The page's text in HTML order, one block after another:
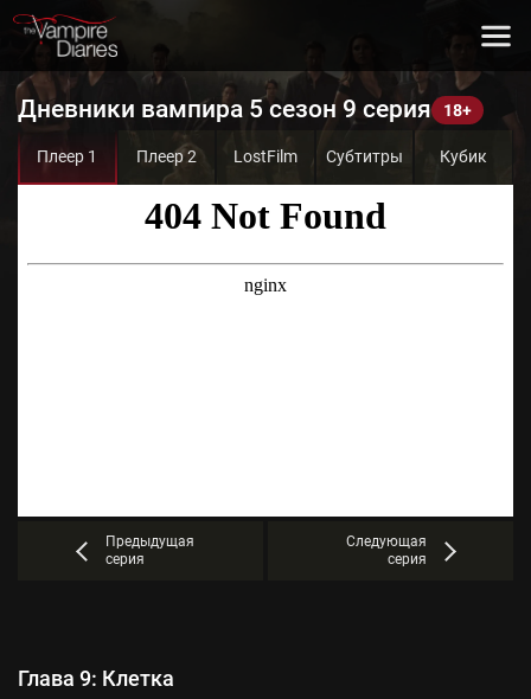
Дневники вампира 5 сезон 9 серия
Плеер 1 Плеер 2 LostFilm Субтитры Кубик
Предыдущая
серия
Следующая
серия
Глава 9: Клетка